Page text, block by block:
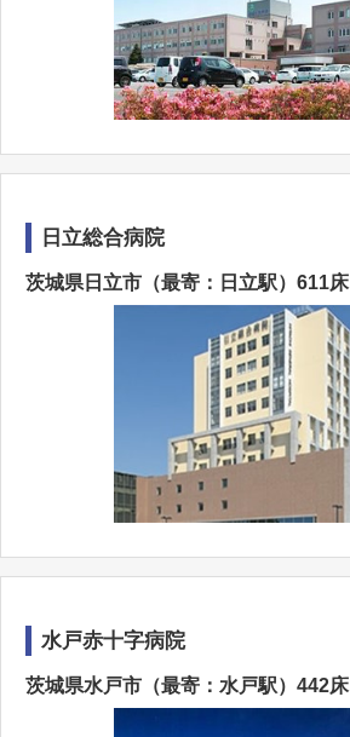
日立総合病院
茨城県日立市（最寄：日立駅）611床
水戸赤十字病院
茨城県水戸市（最寄：水戸駅）442床